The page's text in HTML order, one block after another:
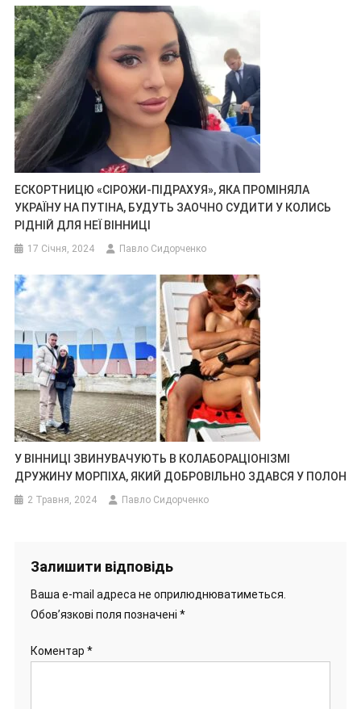
ЕСКОРТНИЦЮ «СІРОЖИ-ПІДРАХУЯ», ЯКА ПРОМІНЯЛА
УКРАЇНУ НА ПУТІНА, БУДУТЬ ЗАОЧНО СУДИТИ У КОЛИСЬ
РІДНІЙ ДЛЯ НЕЇ ВІННИЦІ
17 Січня, 2024 Павло Сидорченко
У ВІННИЦІ ЗВИНУВАЧУЮТЬ В КОЛАБОРАЦІОНІЗМІ
ДРУЖИНУ МОРПІХА, ЯКИЙ ДОБРОВІЛЬНО ЗДАВСЯ У ПОЛОН
2 Травня, 2024 Павло Сидорченко
Залишити відповідь
Ваша e-mail адреса не оприлюднюватиметься.
Обов’язкові поля позначені *
Коментар *